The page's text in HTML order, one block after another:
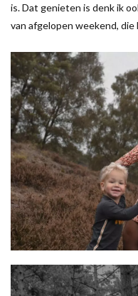
is. Dat genieten is denk ik
van afgelopen weekend, die